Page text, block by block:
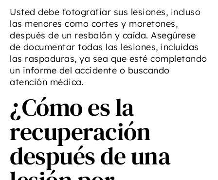
Usted debe fotografiar sus lesiones, incluso
las menores como cortes y moretones,
después de un resbalón y caída. Asegúrese
de documentar todas las lesiones, incluidas
las raspaduras, ya sea que esté completando
un informe del accidente o buscando
atención médica.
¿Cómo es la
recuperación
después de una